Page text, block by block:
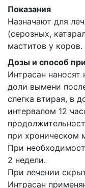
Показания
Назначают для
(серозных,
маститов у коров.
Дозы и способ
Интрасан
доли вымени
слегка втирая, в
интервалом 12
при хроническом
При
2 недели.
При лечении
Интрасан